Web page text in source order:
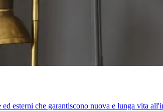
esterni che garantiscono nuova e lunga vita